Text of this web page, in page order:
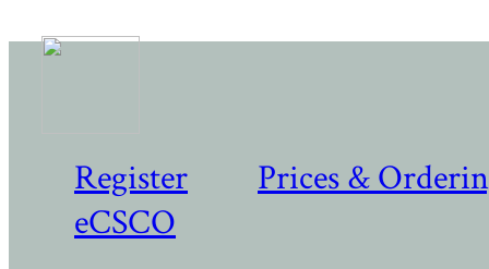
Register
Prices &
eCSCO